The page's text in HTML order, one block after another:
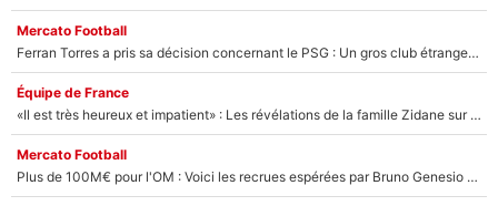
Mercato Football
Ferran Torres a pris sa décision concernant le PSG : Un gros club étranger prêt à relancer le feuilleton pour la signature du champion du monde 2026 !
Équipe de France
«Il est très heureux et impatient» : Les révélations de la famille Zidane sur sa prise de pouvoir en équipe de France !
Mercato Football
Plus de 100M€ pour l'OM : Voici les recrues espérées par Bruno Genesio et Grégory Lorenzi après l’opération dégraissage